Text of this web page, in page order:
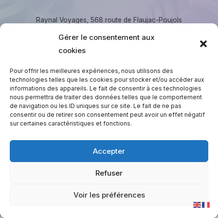
Gérer le consentement aux
cookies
Pour offrir les meilleures expériences, nous utilisons des
technologies telles que les cookies pour stocker et/ou accéder aux
informations des appareils. Le fait de consentir à ces technologies
nous permettra de traiter des données telles que le comportement
de navigation ou les ID uniques sur ce site. Le fait de ne pas
consentir ou de retirer son consentement peut avoir un effet négatif
sur certaines caractéristiques et fonctions.
Accepter
Refuser
Voir les préférences
Raynal Voyages, 568 route de Flaujac-Poujols
Espace C.S.E
Session Privée liO / Scolaires